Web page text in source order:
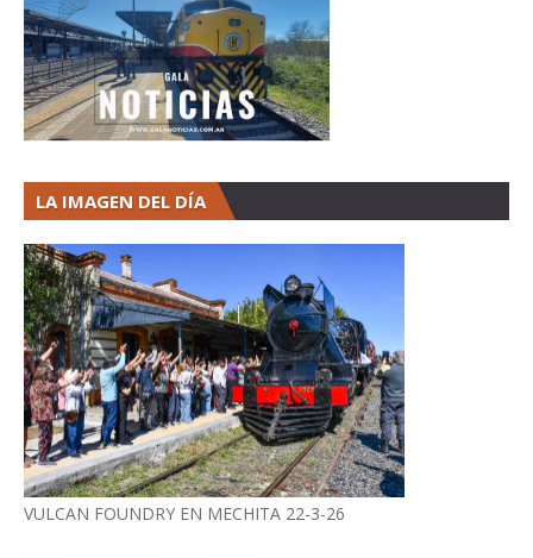
LA IMAGEN DEL DÍA
VULCAN FOUNDRY EN MECHITA 22-3-26